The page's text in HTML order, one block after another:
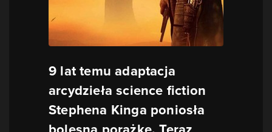
9 lat temu adaptacja
arcydzieła science fiction
Stephena Kinga poniosła